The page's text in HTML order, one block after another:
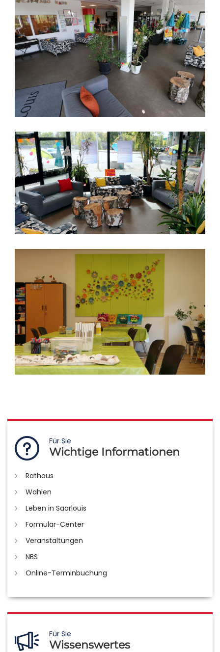
Für Sie
Wichtige Informationen
Rathaus
Wahlen
Leben in Saarlouis
Formular-Center
Veranstaltungen
NBS
Online-Terminbuchung
Für Sie
Wissenswertes